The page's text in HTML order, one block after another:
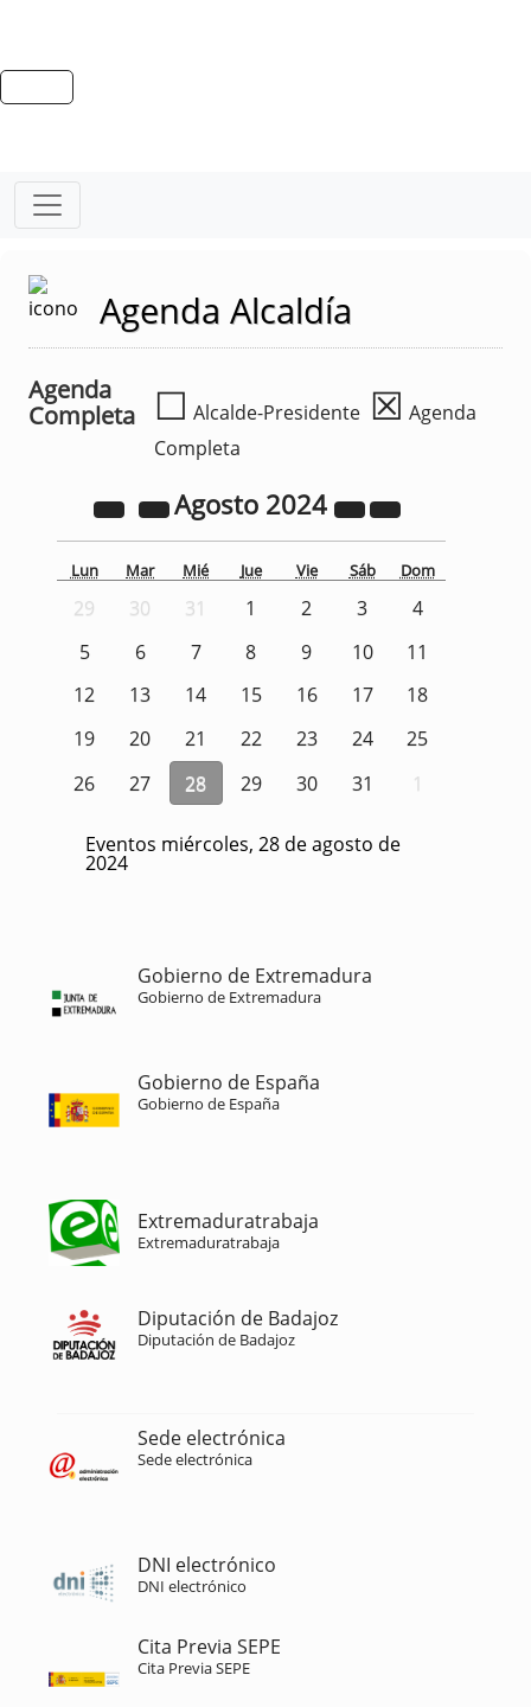
Agenda Alcaldía
Agenda
Completa
☐ Alcalde-Presidente ☒ Agenda
Completa
Agosto 2024
Lun Mar Mié Jue Vie Sáb Dom
29 30 31 1 2 3
4
5
6 7 8 9 10
11
12
13 14 15 16 17
18
19
20 21 22 23 24
25
26
27 28 29 30 31 1
Eventos miércoles, 28 de agosto de
2024
Gobierno de Extremadura
Gobierno de Extremadura
Gobierno de España
Gobierno de España
Extremaduratrabaja
Extremaduratrabaja
Diputación de Badajoz
Diputación de Badajoz
Sede electrónica
Sede electrónica
DNI electrónico
DNI electrónico
Cita Previa SEPE
Cita Previa SEPE